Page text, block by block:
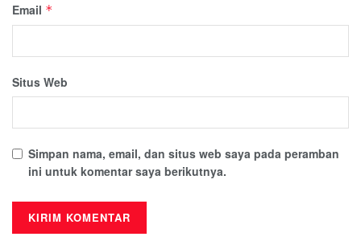
Email *
Situs Web
Simpan nama, email, dan situs web saya pada peramban
ini untuk komentar saya berikutnya.